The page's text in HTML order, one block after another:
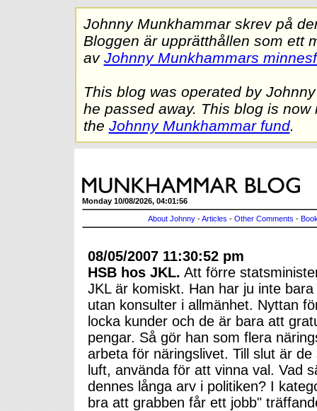
Johnny Munkhammar skrev på
Bloggen är upprätthållen som ett
av Johnny Munkhammars
This blog was operated by
he passed away. This blog is
the Johnny Munkhammar fund.
Monday 10/08/2026, 04:01:56
About Johnny -Articles - Other Comments -
08/05/2007 11:30:52 pm
HSB hos JKL. Att förre
JKL är komiskt. Han har ju inte
utan konsulter i allmänhet. Nyttan
locka kunder och de är bara att
pengar. Så gör han som flera
arbeta för näringslivet. Till slut är
luft, använda för att vinna val. Vad
dennes långa arv i politiken? I
bra att grabben får ett jobb"